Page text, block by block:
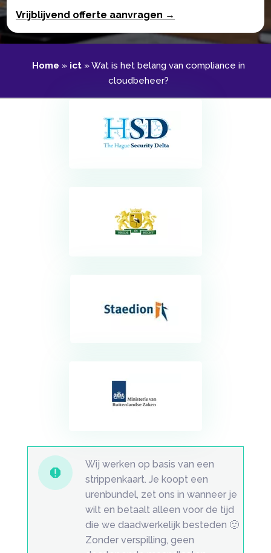
Vrijblijvend offerte aanvragen →
Home » ict »Wat is het belang van compliance in
cloudbeheer?

Wij werken op basis van een
strippenkaart. Je koopt een
urenbundel, zet ons in wanneer je
wilt en betaalt alleen voor de tijd
die we daadwerkelijk besteden 🙂
Zonder verspilling, geen